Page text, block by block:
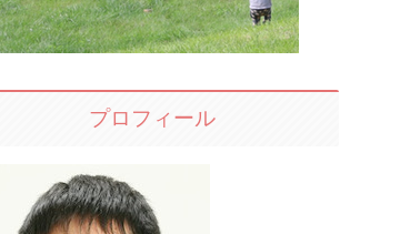
プロフィール